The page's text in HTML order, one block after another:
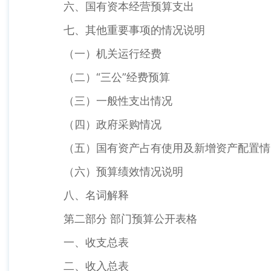
六、国有资本经营预算支出
七、其他重要事项的情况说明
（一）机关运行经费
（二）“三公”经费预算
（三）一般性支出情况
（四）政府采购情况
（五）国有资产占有使用及新增资产配置
（六）预算绩效情况说明
八、名词解释
第二部分 部门预算公开表格
一、收支总表
二、收入总表